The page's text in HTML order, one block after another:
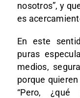
nosotros”, y
es
En este
puras
medios,
porque
“Pero, ¿qué